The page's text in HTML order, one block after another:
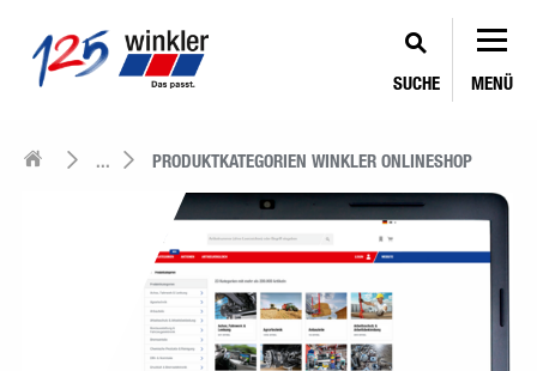
SUCHE MENÜ
... PRODUKTKATEGORIEN WINKLER ONLINESHOP